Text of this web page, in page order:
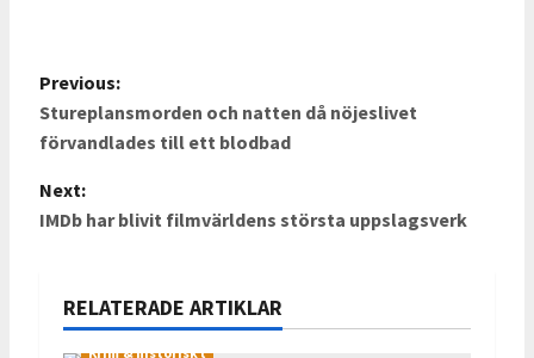
P
o
s
t
Previous:
Stureplansmorden och natten då nöjeslivet
förvandlades till ett blodbad
Next:
IMDb har blivit filmvärldens största uppslagsverk
RELATERADE ARTIKLAR
Krim & historiskt